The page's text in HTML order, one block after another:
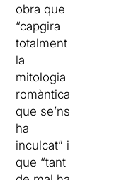
obra que
“capgira
totalment
la
mitologia
romàntica
que se’ns
ha
inculcat” i
que “tant